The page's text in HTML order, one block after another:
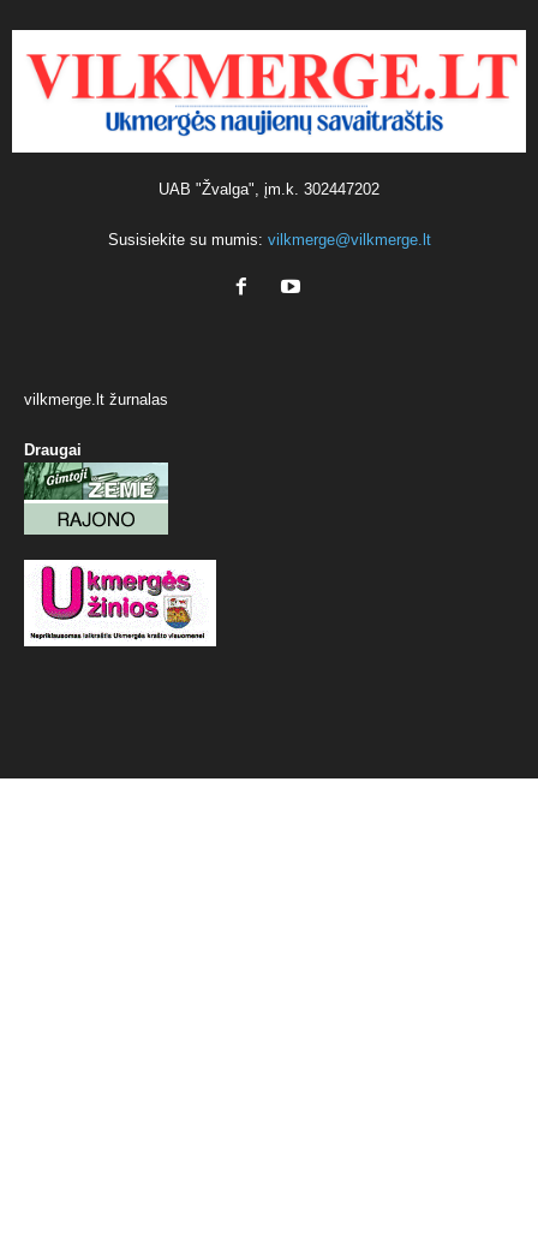
UAB "Žvalga", įm.k. 302447202
Susisiekite su mumis: vilkmerge@vilkmerge.lt
vilkmerge.lt žurnalas
Draugai